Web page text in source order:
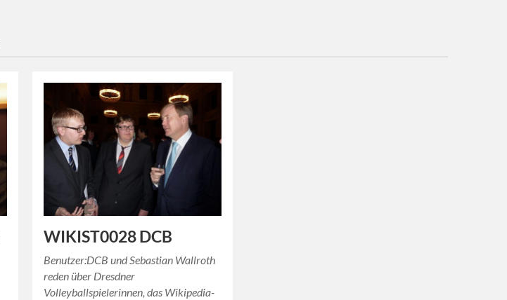
WIKIST0028 DCB
Benutzer:DCB und Sebastian Wallroth
reden über Dresdner
Volleyballspielerinnen, das Wikipedia-